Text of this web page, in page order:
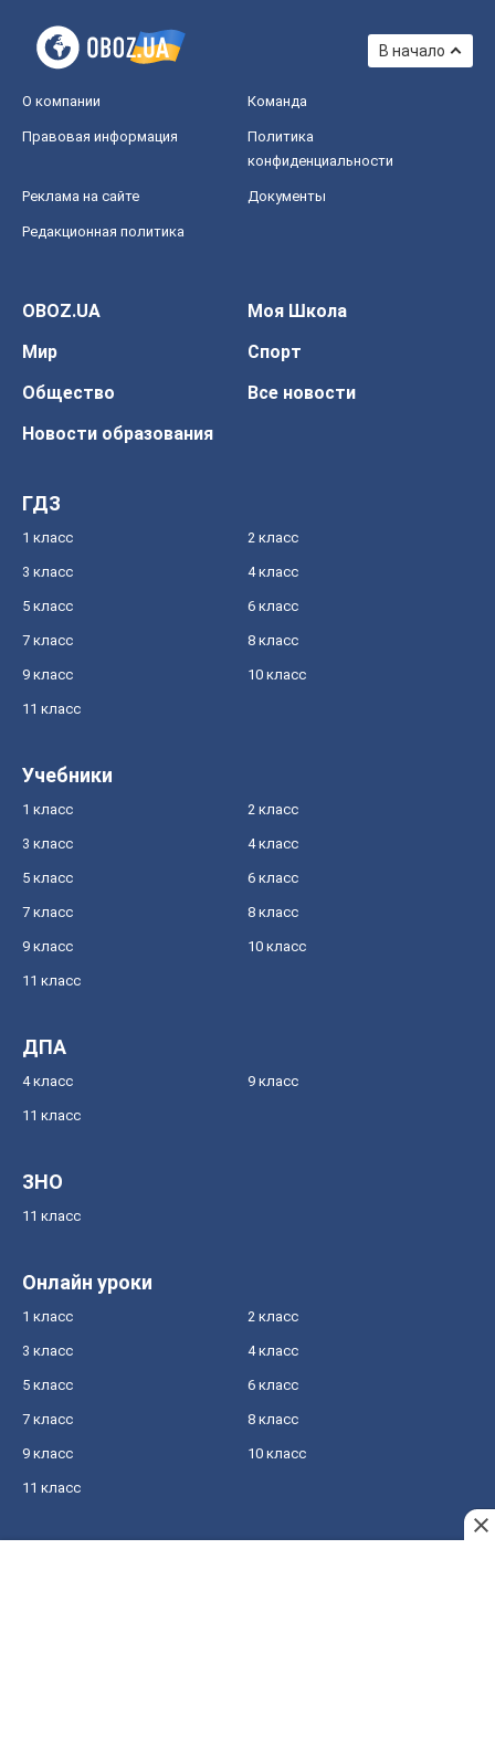
В начало
О компании Команда
Правовая информация
Политика
конфиденциальности
Реклама на сайте Документы
Редакционная политика
OBOZ.UA
Моя Школа
Мир
Спорт
Общество
Все новости
Новости образования
ГДЗ
1 класс 2 класс
3 класс 4 класс
5 класс 6 класс
7 класс 8 класс
9 класс 10 класс
11 класс
Учебники
1 класс 2 класс
3 класс 4 класс
5 класс 6 класс
7 класс 8 класс
9 класс 10 класс
11 класс
ДПА
4 класс 9 класс
11 класс
ЗНО
11 класс
Онлайн уроки
1 класс 2 класс
3 класс 4 класс
5 класс 6 класс
7 класс 8 класс
9 класс 10 класс
11 класс